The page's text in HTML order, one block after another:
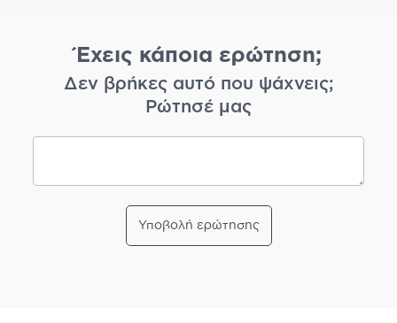
Έχεις κάποια ερώτηση;
Δεν βρήκες αυτό που ψάχνεις;
Ρώτησέ μας
Υποβολή ερώτησης